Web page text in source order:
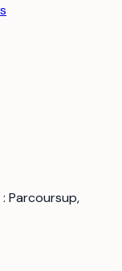
s
Parcoursup,